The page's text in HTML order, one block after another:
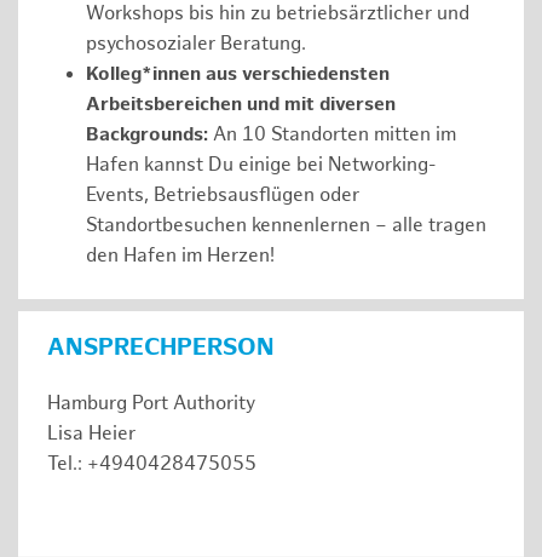
Workshops bis hin zu betriebsärztlicher und
psychosozialer Beratung.
Kolleg*innen aus verschiedensten
Arbeitsbereichen und mit diversen
Backgrounds: An 10 Standorten mitten im
Hafen kannst Du einige bei Networking-
Events, Betriebsausflügen oder
Standortbesuchen kennenlernen – alle tragen
den Hafen im Herzen!
ANSPRECHPERSON
Hamburg Port Authority
Lisa Heier
Tel.: +4940428475055